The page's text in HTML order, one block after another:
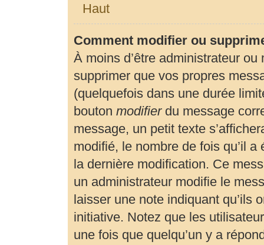
Haut
Comment modifier ou
À moins d’être administrateur
supprimer que vos propres
(quelquefois dans une durée
bouton modifierdu message
message, un petit texte
modifié, le nombre de fois qu’il
la dernière modification. Ce
un administrateur modifie le
laisser une note indiquant qu’ils
initiative. Notez que les
une fois que quelqu’un y a